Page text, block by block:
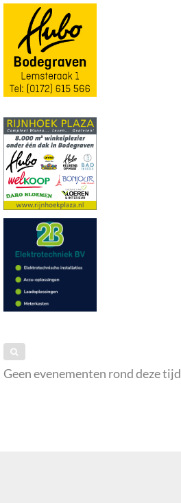
Geen evenementen rond deze tijd